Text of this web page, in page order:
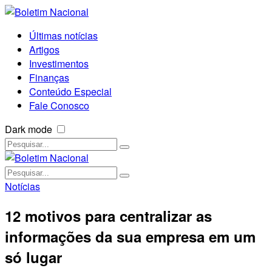
Últimas notícias
Artigos
Investimentos
Finanças
Conteúdo Especial
Fale Conosco
Dark mode
Notícias
12 motivos para centralizar as
informações da sua empresa em um
só lugar